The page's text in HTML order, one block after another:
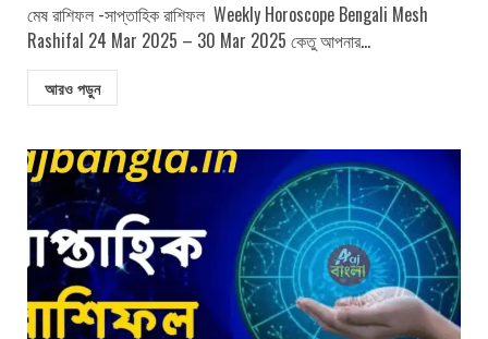
মেষ রাশিফল -সাপ্তাহিক রাশিফল Weekly Horoscope Bengali Mesh
Rashifal 24 Mar 2025 – 30 Mar 2025 কেতু আপনার...
আরও পড়ুন